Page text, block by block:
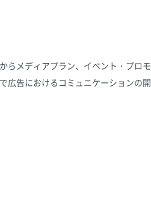
らメディアプラン、イベント・プロモ
広告におけるコミュニケーションの開